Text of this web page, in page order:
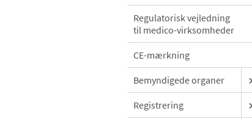
Regulatorisk vejledning
til medico-virksomheder
CE-mærkning
Bemyndigede organer
Registrering